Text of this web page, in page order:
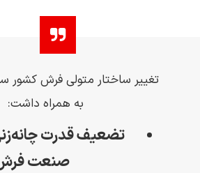
تغییر ساختار متولی فرش کشور
به همراه داشت:
تضعیف قدرت
صنعت